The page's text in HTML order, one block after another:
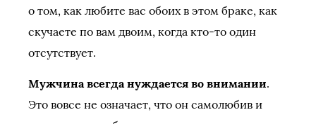
о том, как любите вас обоих в этом браке, как
скучаете по вам двоим, когда кто-то один
отсутствует.
Мужчина всегда нуждается во внимании.
Это вовсе не означает, что он самолюбив и